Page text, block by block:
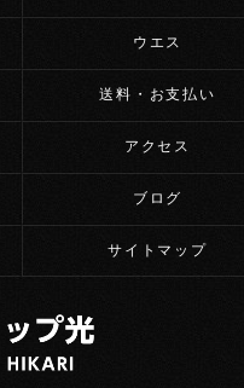
ウエス
送料・お支払い
アクセス
ブログ
サイトマップ